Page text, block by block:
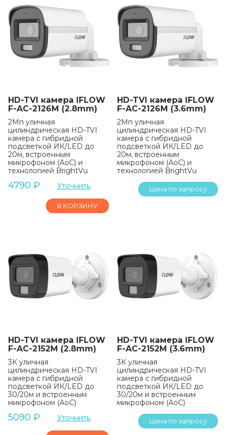
HD-TVI камера IFLOW
F-AC-2126M (2.8mm)
2Мп уличная
цилиндрическая HD-TVI
камера с гибридной
подсветкой ИК/LED до
20м, встроенным
микрофоном (AoC) и
технологией BrightVu
4790 ₽ Уточнить
В КОРЗИНУ
HD-TVI камера IFLOW
F-AC-2126M (3.6mm)
2Мп уличная
цилиндрическая HD-TVI
камера с гибридной
подсветкой ИК/LED до
20м, встроенным
микрофоном (AoC) и
технологией BrightVu
Цена по запросу
HD-TVI камера IFLOW
F-AC-2152M (2.8mm)
3К уличная
цилиндрическая HD-TVI
камера с гибридной
подсветкой ИК/LED до
30/20м и встроенным
микрофоном (AoC)
5090 ₽ Уточнить
HD-TVI камера IFLOW
F-AC-2152M (3.6mm)
3К уличная
цилиндрическая HD-TVI
камера с гибридной
подсветкой ИК/LED до
30/20м и встроенным
микрофоном (AoC)
Цена по запросу